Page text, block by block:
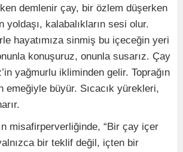
demlenir çay, bir özlem düşerken
yoldaşı, kalabalıkların sesi olur.
hayatımıza sinmiş bu içeceğin yeri
konuşuruz, onunla susarız. Çay
yağmurlu ikliminden gelir. Toprağın
emeğiyle büyür. Sıcacık yürekleri,
misafirperverliğinde, “Bir çay içer
bir teklif değil, içten bir